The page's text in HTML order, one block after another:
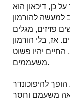
כן, דיכאון הוא
למעשה להורמון
פזיזים, מגלים
אז, בלי הורמון
יהיו פשוט
משעממים.
להיפוכונדר
משעמם וחסר